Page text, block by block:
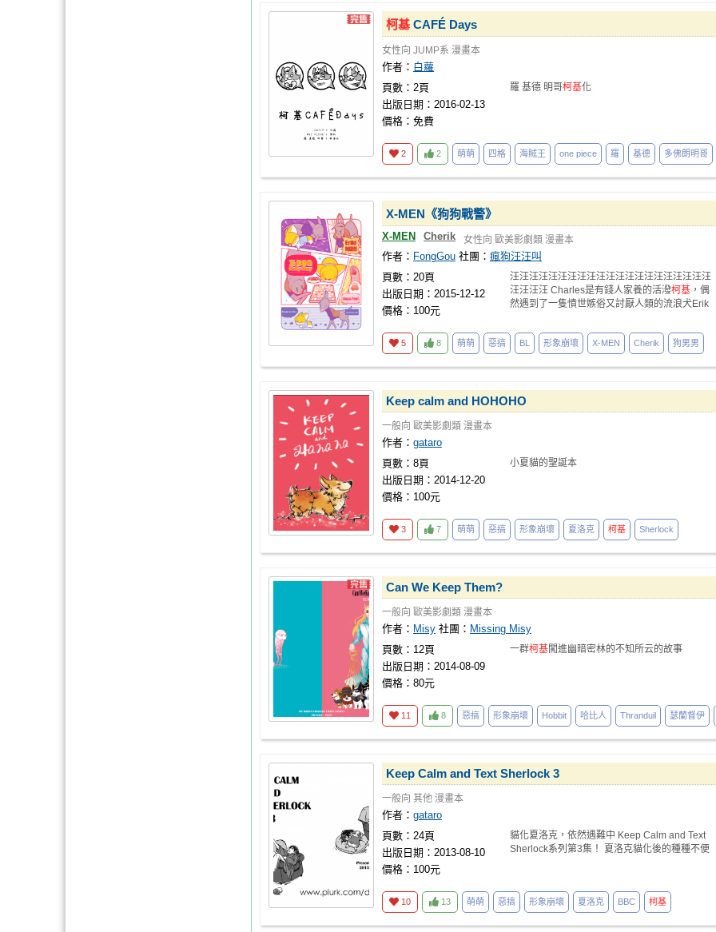
柯基CAFÉ Days
女性向 JUMP系 漫畫本
作者： 白蘿
頁數：2頁
出版日期：2016-02-13
價格：免費
羅 基德 明哥柯基化
2 2 萌萌 四格 海賊王 one piece 羅 基德 多佛朗明哥
X-MEN《狗狗戰警》
X-MEN Cherik 女性向 歐美影劇類 漫畫本
作者： FongGou 社團： 瘋狗汪汪叫
頁數：20頁
出版日期：2015-12-12
價格：100元
汪汪汪汪汪汪汪汪汪汪汪汪汪汪汪汪汪汪汪汪汪
汪汪汪汪 Charles是有錢人家養的活潑柯基 ，偶
然遇到了一隻憤世嫉俗又討厭人類的流浪犬Erik
5 8 萌萌 惡搞 BL 形象崩壞 X-MEN Cherik 狗男男
Keep calm and HOHOHO
一般向 歐美影劇類 漫畫本
作者： gataro
頁數：8頁
出版日期：2014-12-20
價格：100元
小夏貓的聖誕本
3 7 萌萌 惡搞 形象崩壞 夏洛克 柯基 Sherlock
Can We Keep Them?
一般向 歐美影劇類 漫畫本
作者： Misy 社團： Missing Misy
頁數：12頁
出版日期：2014-08-09
價格：80元
一群柯基闖進幽暗密林的不知所云的故事
11 8 惡搞 形象崩壞 Hobbit 哈比人 Thranduil 瑟蘭督伊
Keep Calm and Text Sherlock 3
一般向 其他 漫畫本
作者： gataro
頁數：24頁
出版日期：2013-08-10
價格：100元
貓化夏洛克，依然遇難中 Keep Calm and Text
Sherlock系列第3集！ 夏洛克貓化後的種種不便
10 13 萌萌 惡搞 形象崩壞 夏洛克 BBC 柯基